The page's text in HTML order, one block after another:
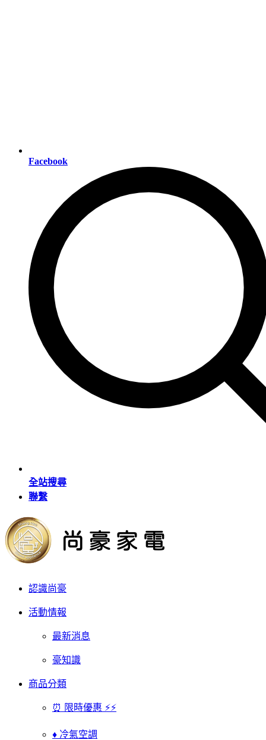
Facebook
全站搜尋
聯繫
認識尚豪
活動情報
最新消息
豪知識
商品分類
⏰ 限時優惠 ⚡⚡
♦ 冷氣空調